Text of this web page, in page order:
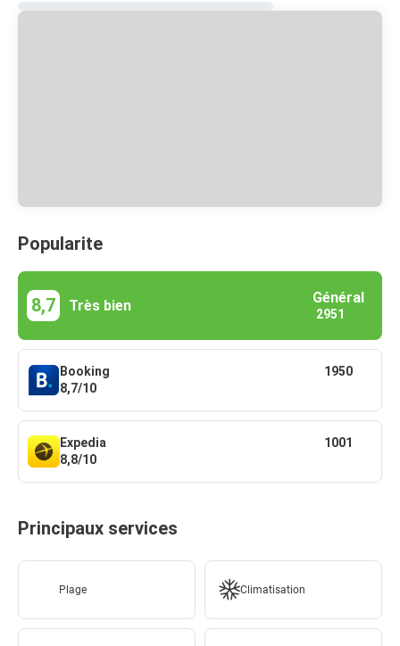
Popularite
8,7 Très bien Général
2951
Booking
8,7/10
1950
Expedia
8,8/10
1001
Principaux services
Plage Climatisation